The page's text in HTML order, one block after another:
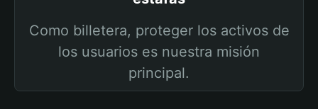
Como billetera, proteger los activos de
los usuarios es nuestra misión
principal.